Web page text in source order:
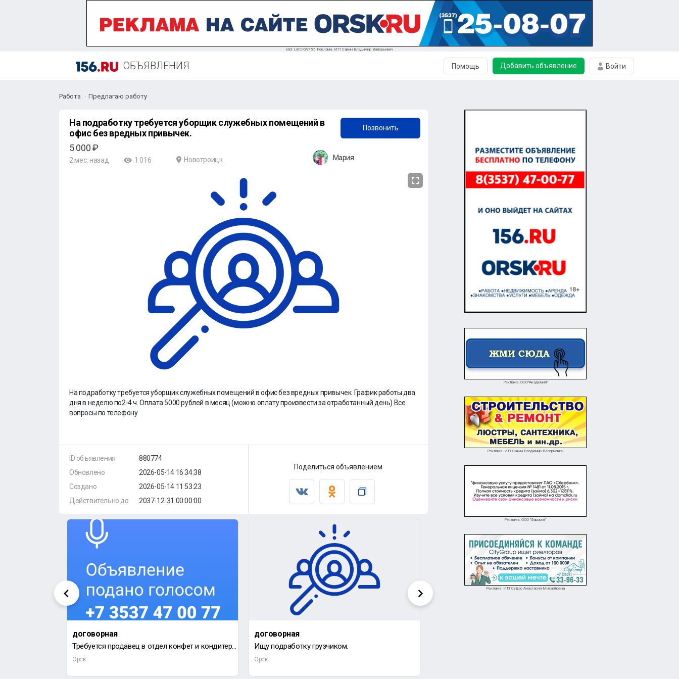
erid: LdtCKW755 Реклама. ИП Савин Владимир Валерьевич
ОБЪЯВЛЕНИЯ Помощь Добавить объявление Войти
Работа Предлагаю работу
На подработку требуется уборщик служебных помещений в
офис без вредных привычек.
Позвонить
5 000 ₽
2 мес. назад 1 016 Новотроицк Мария
На подработку требуется уборщик служебных помещений в офис без вредных привычек. График работы два
дня в неделю по2-4 ч. Оплата 5000 рублей в месяц (можно оплату произвести за отработанный день) Все
вопросы по телефону
ID объявления
Обновлено
Создано
Действительно до
880774
2026-05-14 16:34:38
2026-05-14 11:53:23
2037-12-31 00:00:00
Поделиться объявлением
договорная
Требуется продавец в отдел конфет и кондитерских изделий, график работы 2/2 дня, с 9 до 17:00, зарпл
Орск
договорная
Ищу подработку грузчиком.
Орск
Реклама. ООО"Академия"
Реклама. ИП Савин Владимир Валерьевич
Реклама. ООО "Фаворит"
Реклама. ИП Судас Анастасия Михайловна